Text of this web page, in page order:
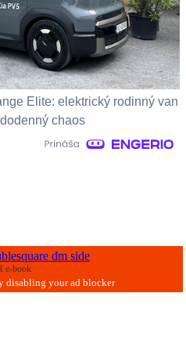
Elite: elektrický rodinný van
chaos
e-book